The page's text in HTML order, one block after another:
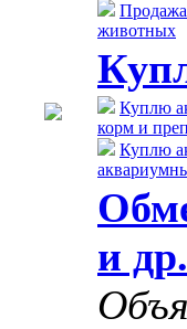
животных
Куплю
корм и
Куплю
и др.